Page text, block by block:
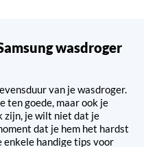
wasdroger
van je wasdroger.
ten goede, maar ook je
zijn, je wilt niet dat je
dat je hem het hardst
enkele handige tips voor